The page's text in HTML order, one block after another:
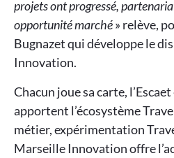
projets ont progressé,
opportunité marché» relève,
Bugnazet qui développe le
Innovation.
Chacun joue sa carte,
apportent l’écosystème
métier, expérimentation
Marseille Innovation offre